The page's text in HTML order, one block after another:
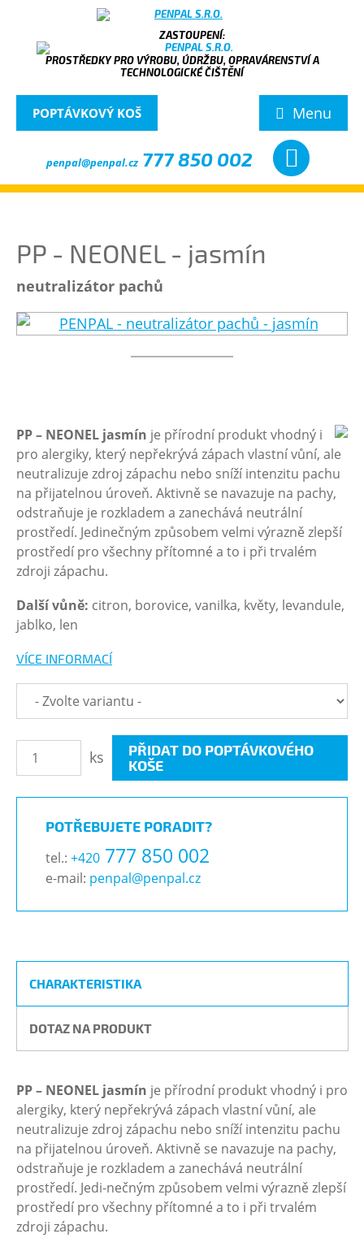
PROSTŘEDKY PRO VÝROBU, ÚDRŽBU, OPRAVÁRENSTVÍ A
TECHNOLOGICKÉ ČIŠTĚNÍ
Menu
POPTÁVKOVÝ KOŠ
penpal@penpal.cz 777 850 002
PP - NEONEL - jasmín
neutralizátor pachů
PP – NEONEL jasmín je přírodní produkt vhodný i
pro alergiky, který nepřekrývá zápach vlastní vůní, ale
neutralizuje zdroj zápachu nebo sníží intenzitu pachu
na přijatelnou úroveň. Aktivně se navazuje na pachy,
odstraňuje je rozkladem a zanechává neutrální
prostředí. Jedinečným způsobem velmi výrazně zlepší
prostředí pro všechny přítomné a to i při trvalém
zdroji zápachu.
Další vůně: citron, borovice, vanilka, květy, levandule,
jablko, len
VÍCE INFORMACÍ
ks
PŘIDAT DO POPTÁVKOVÉHO
KOŠE
POTŘEBUJETE PORADIT?
tel.: +420 777 850 002
e-mail: penpal@penpal.cz
CHARAKTERISTIKA
DOTAZ NA PRODUKT
PP – NEONEL jasmín je přírodní produkt vhodný i pro
alergiky, který nepřekrývá zápach vlastní vůní, ale
neutralizuje zdroj zápachu nebo sníží intenzitu pachu
na přijatelnou úroveň. Aktivně se navazuje na pachy,
odstraňuje je rozkladem a zanechává neutrální
prostředí. Jedi-nečným způsobem velmi výrazně zlepší
prostředí pro všechny přítomné a to i při trvalém
zdroji zápachu.